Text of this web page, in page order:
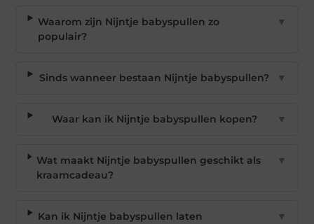
Waarom zijn Nijntje babyspullen zo
populair?
▼
Sinds wanneer bestaan Nijntje babyspullen? ▼
Waar kan ik Nijntje babyspullen kopen? ▼
Wat maakt Nijntje babyspullen geschikt als
kraamcadeau?
▼
Kan ik Nijntje babyspullen laten
▼